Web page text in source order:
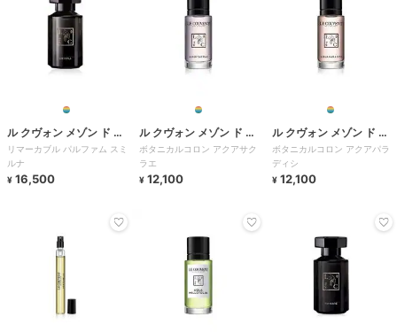
ル クヴォン メゾン ド パ
ルファム
リマーカブル パルファム スミ
ルナ
¥ 16,500
ル クヴォン メゾン ド パ
ルファム
ボタニカルコロン アクアサク
ラエ
¥ 12,100
ル クヴォン メゾン ド パ
ルファム
ボタニカルコロン アクアパラ
ディシ
¥ 12,100